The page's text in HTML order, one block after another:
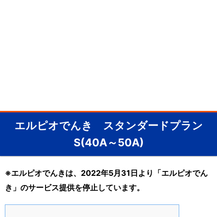
エルピオでんき スタンダードプラン
S(40A～50A)
※エルピオでんきは、2022年5月31日より「エルピオでん
き」のサービス提供を停止しています。